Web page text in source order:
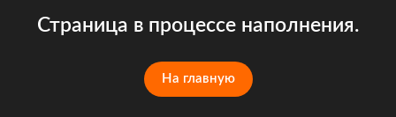
Страница в процессе наполнения.
На главную